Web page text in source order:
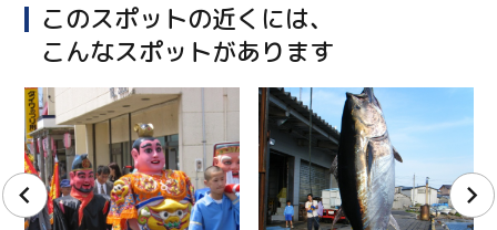
このスポットの近くには、
こんなスポットがあります